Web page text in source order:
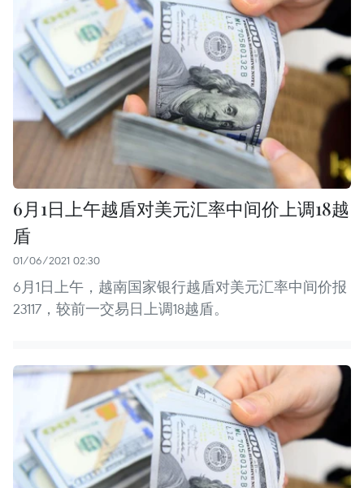
6月1日上午越盾对美元汇率中间价上调18越
盾
01/06/2021 02:30
6月1日上午，越南国家银行越盾对美元汇率中间价报
23117，较前一交易日上调18越盾。